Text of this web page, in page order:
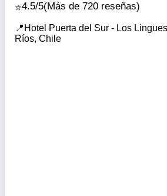
4.5/5(Más de 720 reseñas)
Hotel Puerta del Sur - Los
Ríos, Chile